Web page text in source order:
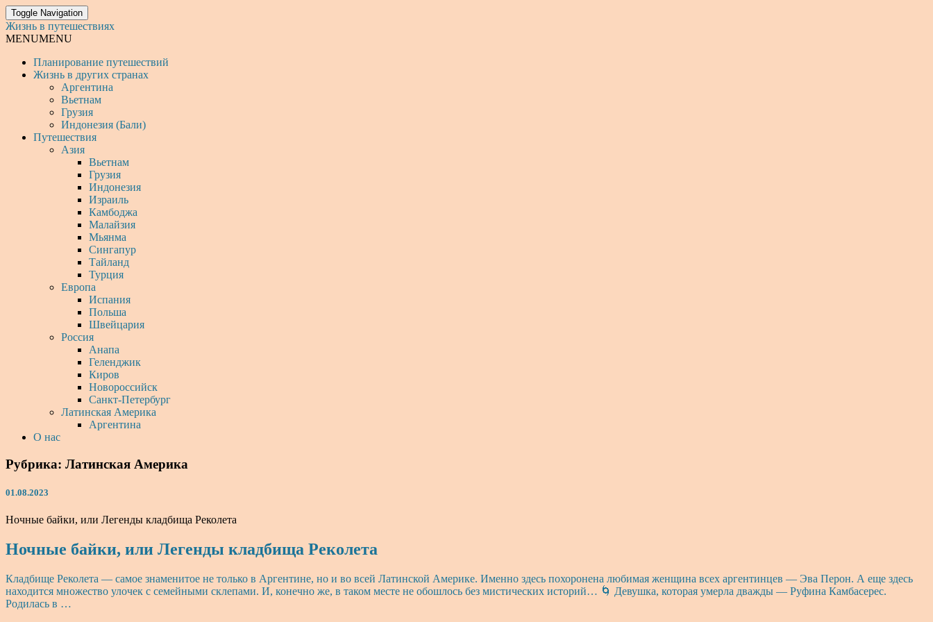
Toggle Navigation
Жизнь в путешествиях
MENUMENU
Планирование путешествий
Жизнь в других странах
Аргентина
Вьетнам
Грузия
Индонезия (Бали)
Путешествия
Азия
Вьетнам
Грузия
Индонезия
Израиль
Камбоджа
Малайзия
Мьянма
Сингапур
Тайланд
Турция
Европа
Испания
Польша
Швейцария
Россия
Анапа
Геленджик
Киров
Новороссийск
Санкт-Петербург
Латинская Америка
Аргентина
О нас
Рубрика: Латинская Америка
01.08.2023
Ночные байки, или Легенды кладбища Реколета
Ночные байки, или Легенды кладбища Реколета
Кладбище Реколета — самое знаменитое не только в Аргентине, но и во всей Латинской Америке. Именно здесь похоронена любимая женщина всех аргентинцев — Эва Перон. А еще здесь
находится множество улочек с семейными склепами. И, конечно же, в таком месте не обошлось без мистических историй… 🌀 Девушка, которая умерла дважды — Руфина Камбасерес.
Родилась в …